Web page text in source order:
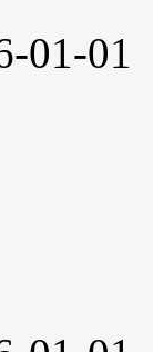
01-01